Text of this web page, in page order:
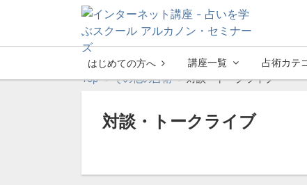
はじめての方へ 講座一覧 占術カテ
Top
その他の占術 対談・トークライブ
対談・トークライブ